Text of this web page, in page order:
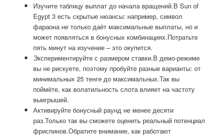
Изучите таблицу выплат до начала вращений.В Sun of
Egypt 3 есть скрытые нюансы: например, символ
фараона не только даёт максимальные выплаты, но и
может появляться в бонусных комбинациях.Потратьте
пять минут на изучение – это окупится.
Экспериментируйте с размером ставки.В демо-режиме
вы не рискуете, поэтому пробуйте разные варианты: от
минимальных 25 тенге до максимальных.Так вы
поймёте, как волатильность слота влияет на частоту
выигрышей.
Активируйте бонусный раунд не менее десяти
раз.Только так вы сможете оценить реальный потенциал
фриспинов.Обратите внимание, как работают